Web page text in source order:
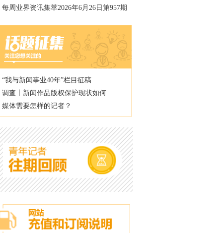
每周业界资讯集萃2026年6月26日第957期
“我与新闻事业40年”栏目征稿
调查丨新闻作品版权保护现状如何
媒体需要怎样的记者？